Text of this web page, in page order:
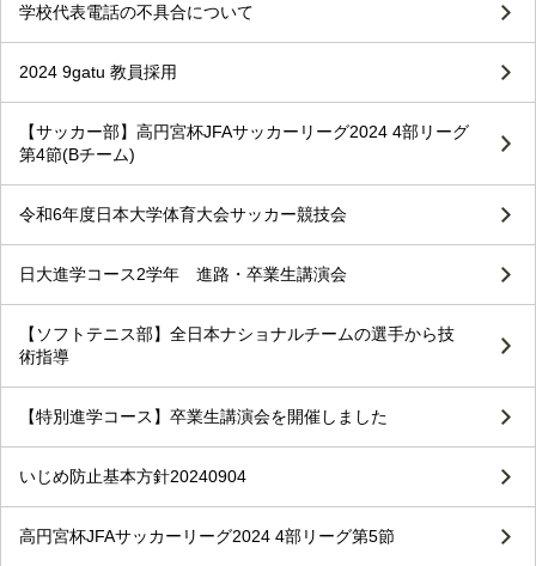
学校代表電話の不具合について
2024 9gatu 教員採用
【サッカー部】高円宮杯JFAサッカーリーグ2024 4部リーグ
第4節(Bチーム)
令和6年度日本大学体育大会サッカー競技会
日大進学コース2学年 進路・卒業生講演会
【ソフトテニス部】全日本ナショナルチームの選手から技
術指導
【特別進学コース】卒業生講演会を開催しました
いじめ防止基本方針20240904
高円宮杯JFAサッカーリーグ2024 4部リーグ第5節